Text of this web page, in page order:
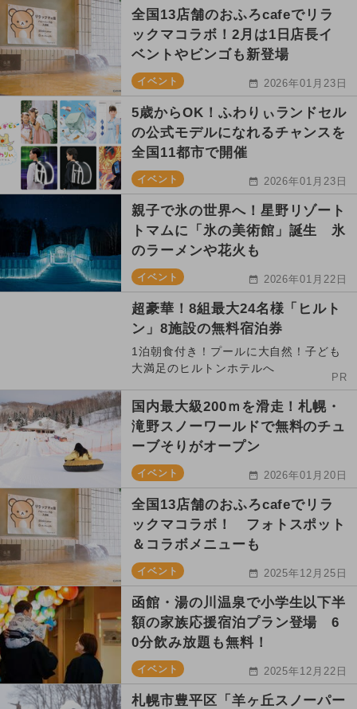
全国13店舗のおふろcafeでリラ
ックマコラボ！2月は1日店長イ
ベントやビンゴも新登場
イベント 2026年01月23日
5歳からOK！ふわりぃランドセル
の公式モデルになれるチャンスを
全国11都市で開催
イベント 2026年01月23日
親子で氷の世界へ！星野リゾート
トマムに「氷の美術館」誕生 氷
のラーメンや花火も
イベント 2026年01月22日
超豪華！8組最大24名様「ヒルト
ン」8施設の無料宿泊券
1泊朝食付き！プールに大自然！子ども
大満足のヒルトンホテルへ
PR
国内最大級200ｍを滑走！札幌・
滝野スノーワールドで無料のチュ
ーブそりがオープン
イベント 2026年01月20日
全国13店舗のおふろcafeでリラ
ックマコラボ！ フォトスポット
＆コラボメニューも
イベント 2025年12月25日
函館・湯の川温泉で小学生以下半
額の家族応援宿泊プラン登場 6
0分飲み放題も無料！
イベント 2025年12月22日
札幌市豊平区「羊ヶ丘スノーパー